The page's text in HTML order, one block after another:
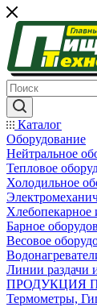
Каталог
Оборудование
Нейтральное
Тепловое
Холодильное
Хлебопекарное
Барное
Весовое
Линии раздачи
ПРОДУКЦИЯ
Термометры,